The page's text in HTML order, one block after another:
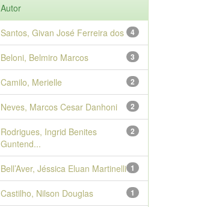
Autor
4
Santos, Givan José Ferreira dos
3
Beloni, Belmiro Marcos
2
Camilo, Merielle
2
Neves, Marcos Cesar Danhoni
2
Rodrigues, Ingrid Benites
Guntend...
1
Bell’Aver, Jéssica Eluan Martinelli
1
Castilho, Nilson Douglas